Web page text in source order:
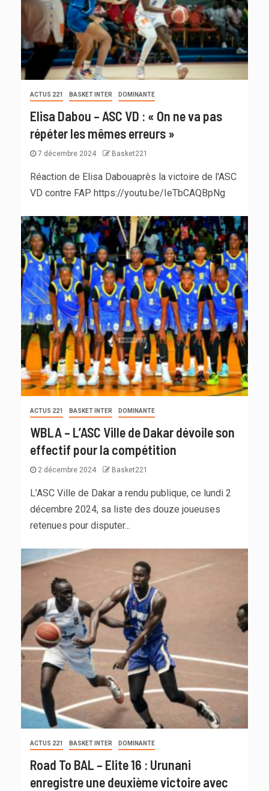
ACTUS 221 BASKET INTER DOMINANTE
Elisa Dabou – ASC VD : « On ne va pas
répéter les mêmes erreurs »
7 décembre 2024 Basket221
Réaction de Elisa Dabouaprès la victoire de l'ASC
VD contre FAP https://youtu.be/IeTbCAQBpNg
ACTUS 221 BASKET INTER DOMINANTE
WBLA – L’ASC Ville de Dakar dévoile son
effectif pour la compétition
2 décembre 2024 Basket221
L’ASC Ville de Dakar a rendu publique, ce lundi 2
décembre 2024, sa liste des douze joueuses
retenues pour disputer...
ACTUS 221 BASKET INTER DOMINANTE
Road To BAL – Elite 16 : Urunani
enregistre une deuxième victoire avec